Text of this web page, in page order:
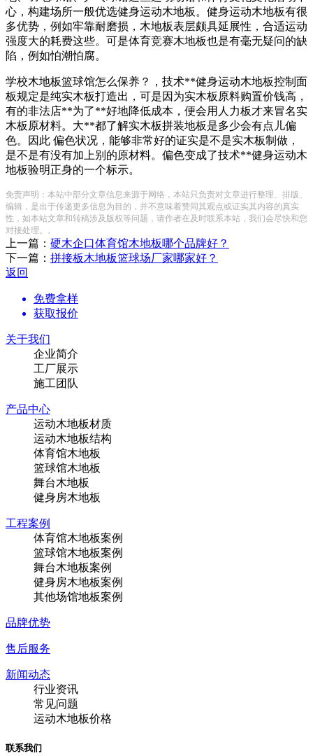
心，构建场所一般优选健身运动木地板。健身运动木地板有很
多优势，例如牢靠耐磨损，木地板表层颇具延展性，合适运动
强度大的耗费这些。可是体育竞赛木地板也是有毫无疑问的缺
陷，例如怕潮怕腐。
学校木地板篮球馆怎么保养？，技术**健身运动木地板控制面
板规定是纯实木板打造出，可是因为实木板原料购置价钱高，
有的非法店**为了**好地降低成本，便会用人力板才来冒名实
木板原材料。大**都了解实木板拼装地板是多少会有点儿偏
色。因此 偏色状况，能够非常好的证实是不是实木板制做，
是不是有没有加上别的原材料。偏色变成了技术**健身运动木
地板验明正身的一个标示。
免责声明：本站中部分文章信息来源于网络，本站只负责对文章进行整理、排版、
编辑，是出于传递更多信息为目的，并不意味着赞同其观点或证实其内容的真实
性，如本站文章和转稿涉及版权等问题，请作者在及时联系本站，我们会尽快和您
对接处理。。
上一篇： 硬木企口体育馆木地板哪个品牌好？
下一篇： 拼接板木地板篮球场厂家哪家好？
返回
免费拿样
获取报价
关于我们
企业简介
工厂展示
施工团队
产品中心
运动木地板材质
运动木地板结构
体育馆木地板
篮球馆木地板
舞台木地板
健身房木地板
工程案例
体育馆木地板案例
篮球馆木地板案例
舞台木地板案例
健身房木地板案例
其他场馆地板案例
品牌优势
售后服务
新闻动态
行业资讯
常见问题
运动木地板价格
联系我们